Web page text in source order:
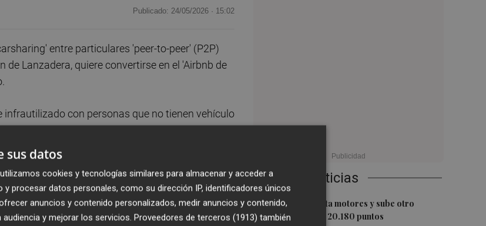
Últimas Noticias
1El Ibex 35 aprieta motores y sube otro
0,62%, hasta los 20.180 puntos
Publicado: 24/05/2026 · 15:02
entre particulares 'peer-to-peer' (P2P)
Lanzadera, quiere convertirse en el 'Airbnb de
con personas que no tienen vehículo
Los propietarios publican su coche en la App,
el móvil, recogen las llaves del propietario y
de oficinas de alquiler tradicionales", han
sus datos
cookies y tecnologías similares para almacenar y acceder a
procesar datos personales, como su dirección IP, identificadores únicos
anuncios y contenido personalizados, medir anuncios y contenido,
y mejorar los servicios. Proveedores de terceros (1913) también